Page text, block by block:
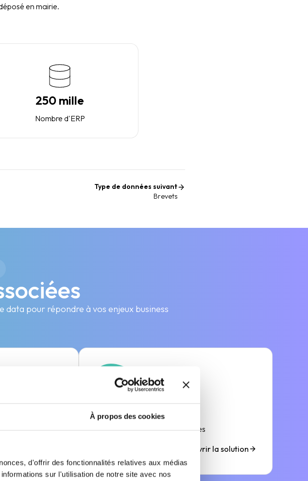
À propos des cookies
d'offrir des fonctionnalités relatives aux médias
sur l'utilisation de notre site avec nos
en mairie.
250 mille
Nombre d'ERP
Type de données suivant
Brevets
pour répondre à vos enjeux business
QUALIFY
Nettoyer et enrichir vos données
Découvrir la solution